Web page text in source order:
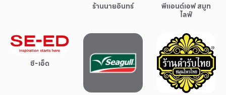
บริการ
ร้านนายอินทร์
พีแอนด์เอฟ สมูท
ไลฟ์
ซี-เอ็ด